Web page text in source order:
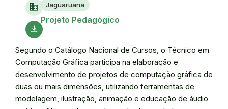
domain
Jaguaruana
download
Projeto Pedagógico
Segundo o Catálogo Nacional de Cursos, o Técnico em
Computação Gráfica participa na elaboração e
desenvolvimento de projetos de computação gráfica de
duas ou mais dimensões, utilizando ferramentas de
modelagem, ilustração, animação e educação de áudio